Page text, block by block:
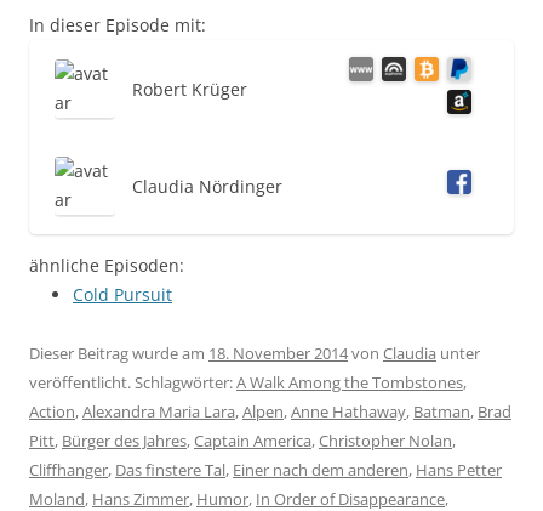
In dieser Episode mit:
Robert Krüger
Claudia Nördinger
ähnliche Episoden:
Cold Pursuit
Dieser Beitrag wurde am 18. November 2014von Claudia unter
veröffentlicht. Schlagwörter:A Walk Among the Tombstones,
Action,Alexandra Maria Lara,Alpen,Anne Hathaway, Batman, Brad
Pitt, Bürger des Jahres,Captain America,Christopher Nolan,
Cliffhanger, Das finstere Tal, Einer nach dem anderen, Hans Petter
Moland, Hans Zimmer, Humor, In Order of Disappearance,